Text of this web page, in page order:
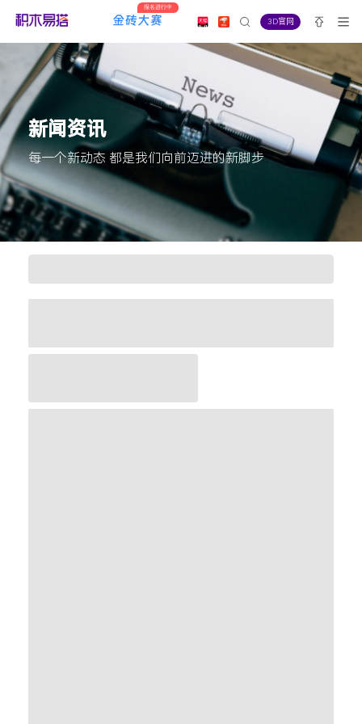
报名进行中
3D官网
新闻资讯
每一个新动态 都是我们向前迈进的新脚步